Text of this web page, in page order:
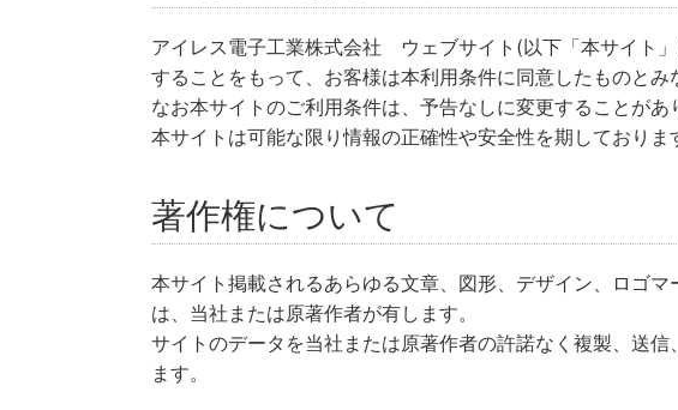
アイレス電子工業株式会社 ウェブサイト(以下「本サイト
することをもって、お客様は本利用条件に同意したものとみ
なお本サイトのご利用条件は、予告なしに変更することがあ
本サイトは可能な限り情報の正確性や安全性を期しておりま
著作権について
本サイト掲載されるあらゆる文章、図形、デザイン、ロゴ
は、当社または原著作者が有します。
サイトのデータを当社または原著作者の許諾なく複製、送
ます。